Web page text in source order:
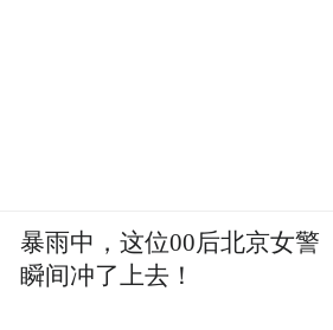
暴雨中，这位00后北京女警
瞬间冲了上去！